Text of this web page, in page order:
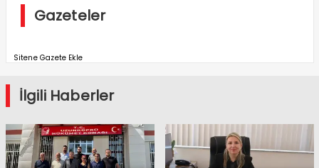
Gazeteler
Sitene Gazete Ekle
İlgili Haberler